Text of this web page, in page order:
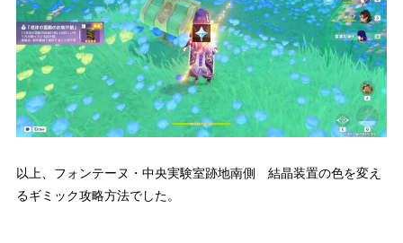
以上、フォンテーヌ・中央実験室跡地南側 結晶装置の色を変え
るギミック攻略方法でした。